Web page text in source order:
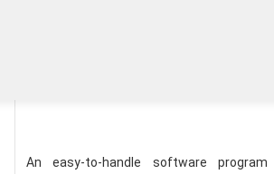
An easy-to-handle software